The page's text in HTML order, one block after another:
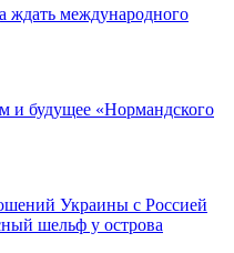
ждать международного
и будущее «Нормандского
Украины с Россией
шельф у острова